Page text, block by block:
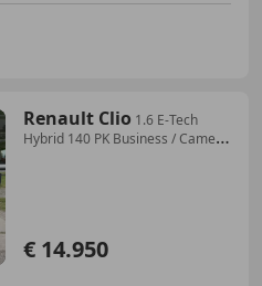
Renault Clio 1.6 E-Tech
Hybrid 140 PK Business / Camera
€ 14.950